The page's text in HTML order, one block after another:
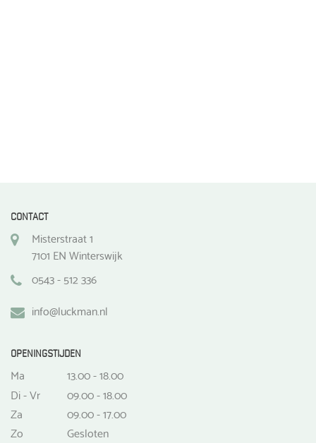
CONTACT
Misterstraat 1
7101 EN Winterswijk
0543 - 512 336
info@luckman.nl
OPENINGSTIJDEN
Ma
13.00 - 18.00
Di - Vr
09.00 - 18.00
Za
09.00 - 17.00
Zo
Gesloten